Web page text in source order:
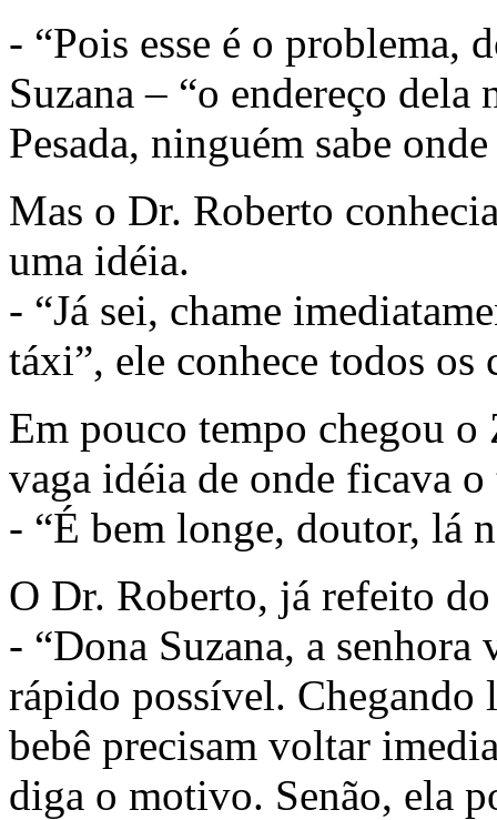
- “Pois esse é o problema,
Suzana – “o endereço
Pesada, ninguém sabe
Mas o Dr. Roberto
uma idéia.
- “Já sei, chame
táxi”, ele conhece todos
Em pouco tempo chegou
vaga idéia de onde ficava
- “É bem longe, doutor, lá
O Dr. Roberto, já refeito
- “Dona Suzana, a
rápido possível. Chegando
bebê precisam voltar
diga o motivo. Senão, ela